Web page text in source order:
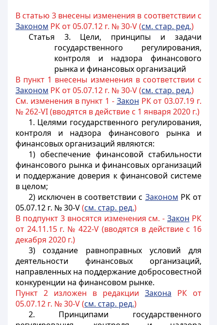
В статью 3 внесены изменения в соответствии с
Законом РК от 05.07.12 г. № 30-V (см. стар. ред.)
Статья 3. Цели, принципы и задачи
государственного регулирования,
контроля и надзора финансового
рынка и финансовых организаций
В пункт 1 внесены изменения в соответствии с
Законом РК от 05.07.12 г. № 30-V (см. стар. ред.)
См. изменения в пункт 1 - Закон РК от 03.07.19 г.
№ 262-VI (вводятся в действие с 1 января 2020 г.)
1. Целями государственного регулирования,
контроля и надзора финансового рынка и
финансовых организаций являются:
1) обеспечение финансовой стабильности
финансового рынка и финансовых организаций
и поддержание доверия к финансовой системе
в целом;
2) исключен в соответствии с Законом РК от
05.07.12 г. № 30-V(см. стар. ред.)
В подпункт 3 вносятся изменения см. -Закон РК
от 24.11.15 г. № 422-V (вводятся в действие с 16
декабря 2020 г.)
3) создание равноправных условий для
деятельности финансовых организаций,
направленных на поддержание добросовестной
конкуренции на финансовом рынке.
Пункт 2 изложен в редакции Закона РК от
05.07.12 г. № 30-V (см. стар. ред.)
2. Принципами государственного